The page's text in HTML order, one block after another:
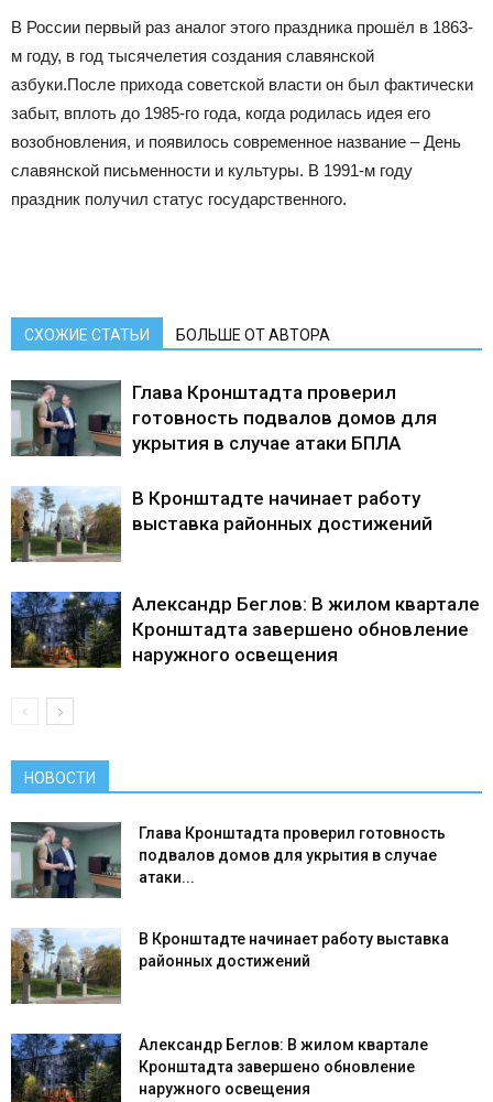
В России первый раз аналог этого праздника прошёл в 1863-
м году, в год тысячелетия создания славянской
азбуки.После прихода советской власти он был фактически
забыт, вплоть до 1985-го года, когда родилась идея его
возобновления, и появилось современное название – День
славянской письменности и культуры. В 1991-м году
праздник получил статус государственного.
СХОЖИЕ СТАТЬИ БОЛЬШЕ ОТ АВТОРА
Глава Кронштадта проверил
готовность подвалов домов для
укрытия в случае атаки БПЛА
В Кронштадте начинает работу
выставка районных достижений
Александр Беглов: В жилом квартале
Кронштадта завершено обновление
наружного освещения
НОВОСТИ
Глава Кронштадта проверил готовность
подвалов домов для укрытия в случае
атаки...
В Кронштадте начинает работу выставка
районных достижений
Александр Беглов: В жилом квартале
Кронштадта завершено обновление
наружного освещения